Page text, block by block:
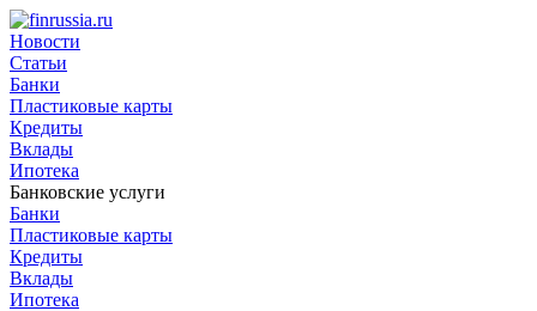
Новости
Статьи
Банки
Пластиковые карты
Кредиты
Вклады
Ипотека
Банковские услуги
Банки
Пластиковые карты
Кредиты
Вклады
Ипотека